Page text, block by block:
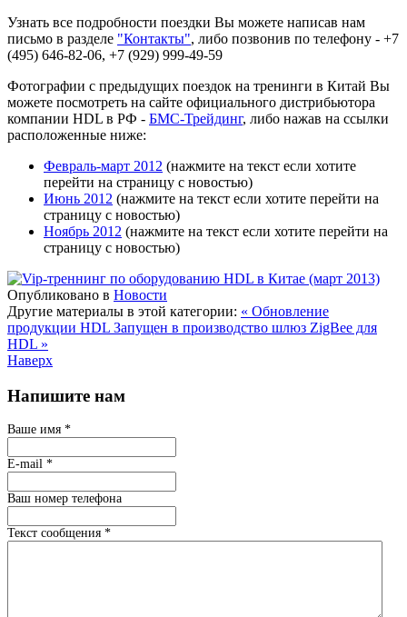
Узнать все подробности поездки Вы можете написав нам
письмо в разделе "Контакты", либо позвонив по телефону - +7
(495) 646-82-06, +7 (929) 999-49-59
Фотографии с предыдущих поездок на тренинги в Китай Вы
можете посмотреть на сайте официального дистрибьютора
компании HDL в РФ - БМС-Трейдинг, либо нажав на ссылки
расположенные ниже:
Февраль-март 2012 (нажмите на текст если хотите
перейти на страницу с новостью)
Июнь 2012 (нажмите на текст если хотите перейти на
страницу с новостью)
Ноябрь 2012 (нажмите на текст если хотите перейти на
страницу с новостью)
Опубликовано в Новости
Другие материалы в этой категории: « Обновление
продукции HDL Запущен в производство шлюз ZigBee для
HDL »
Наверх
Напишите нам
Ваше имя *
E-mail *
Ваш номер телефона
Текст сообщения *